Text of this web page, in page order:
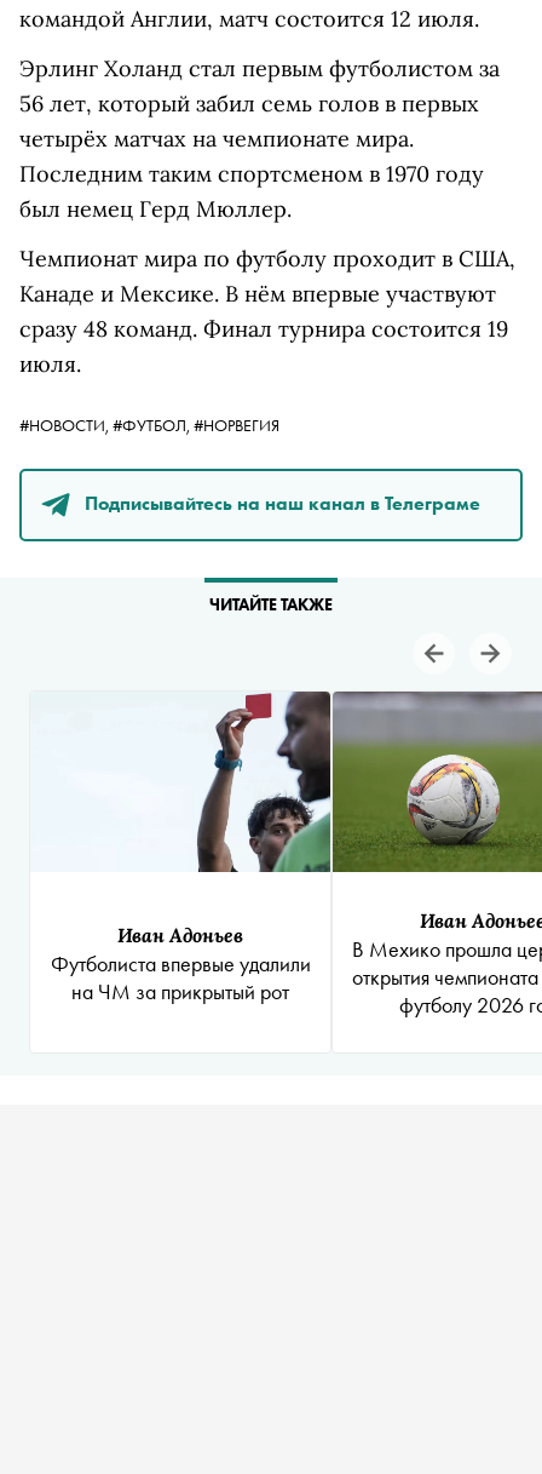
командой Англии, матч состоится 12 июля.
Эрлинг Холанд стал первым футболистом за
56 лет, который забил семь голов в первых
четырёх матчах на чемпионате мира.
Последним таким спортсменом в 1970 году
был немец Герд Мюллер.
Чемпионат мира по футболу проходит в США,
Канаде и Мексике. В нём впервые участвуют
сразу 48 команд. Финал турнира состоится 19
июля.
#НОВОСТИ, #ФУТБОЛ, #НОРВЕГИЯ
Подписывайтесь на наш канал в Телеграме
ЧИТАЙТЕ ТАКЖЕ
Иван Адоньев
Футболиста впервые удалили
на ЧМ за прикрытый рот
Иван
В Мехико прошла
открытия
футболу 2026